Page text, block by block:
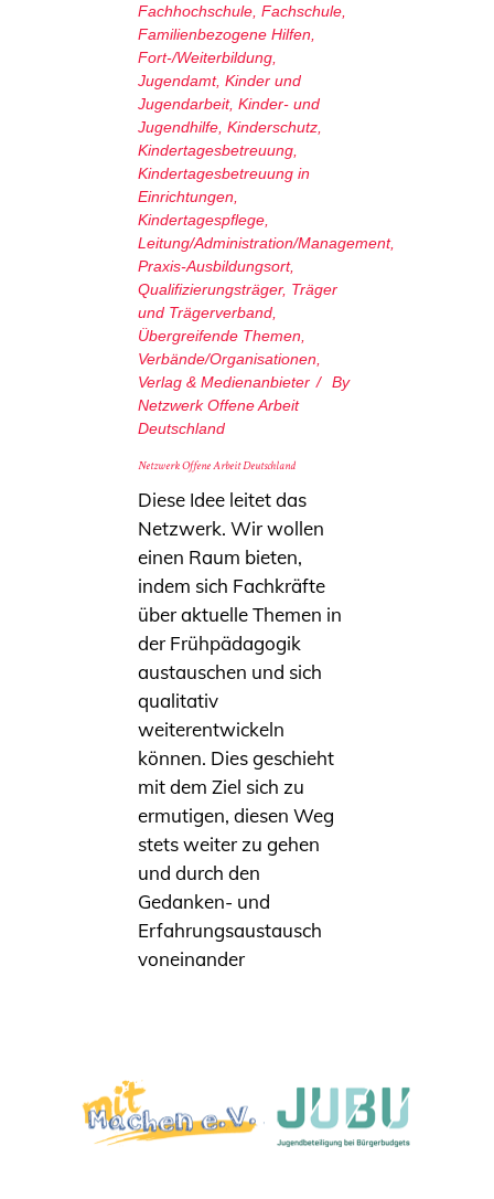
Fachhochschule Fachschule
Familienbezogene Hilfen
Fort-/Weiterbildung
Jugendamt, Kinder und
Jugendarbeit, Kinder- und
Jugendhilfe Kinderschutz
Kindertagesbetreuung
Kindertagesbetreuung in
Einrichtungen
Kindertagespflege
Leitung/Administration/Management,
Praxis-Ausbildungsort,
Qualifizierungsträger, Träger
und Trägerverband
Übergreifende Themen
Verbände/Organisationen
Verlag & Medienanbieter
By
Netzwerk Offene Arbeit
Deutschland
Netzwerk Offene Arbeit Deutschland
Diese Idee leitet das
Netzwerk. Wir wollen
einen Raum bieten,
indem sich Fachkräfte
über aktuelle Themen in
der Frühpädagogik
austauschen und sich
qualitativ
weiterentwickeln
können. Dies geschieht
mit dem Ziel sich zu
ermutigen, diesen Weg
stets weiter zu gehen
und durch den
Gedanken- und
Erfahrungsaustausch
voneinander